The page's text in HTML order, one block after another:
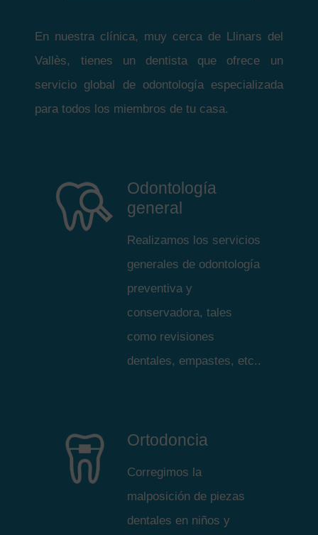
En nuestra clínica, muy cerca de Llinars del
Vallès, tienes un dentista que ofrece un
servicio global de odontología especializada
para todos los miembros de tu casa.
Odontología
general
Realizamos los servicios
generales de odontología
preventiva y
conservadora, tales
como revisiones
dentales, empastes, etc..
Ortodoncia
Corregimos la
malposición de piezas
dentales en niños y